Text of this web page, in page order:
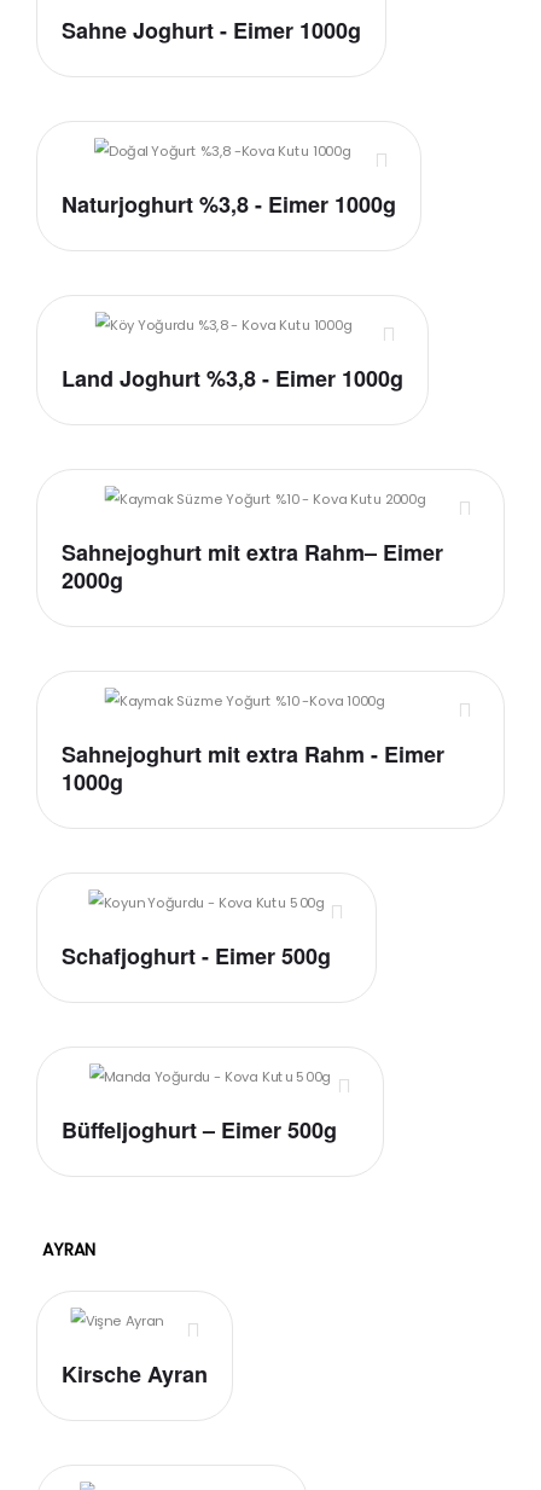
Sahne Joghurt - Eimer 1000g
Naturjoghurt %3,8 - Eimer 1000g
Land Joghurt %3,8 - Eimer 1000g
Sahnejoghurt mit extra Rahm– Eimer
2000g
Sahnejoghurt mit extra Rahm - Eimer
1000g
Schafjoghurt - Eimer 500g
Büffeljoghurt – Eimer 500g
AYRAN
Kirsche Ayran